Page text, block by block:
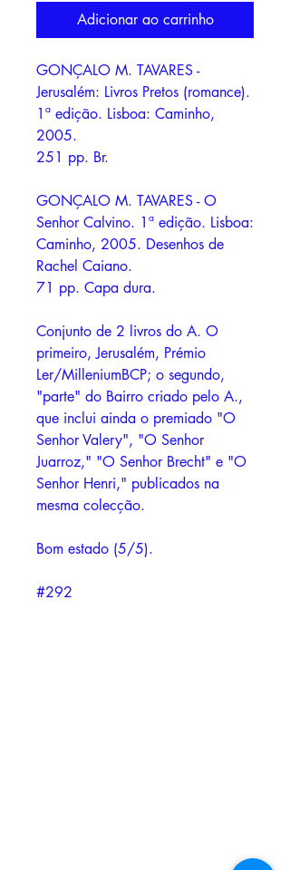
Adicionar ao carrinho
GONÇALO M. TAVARES -
Jerusalém: Livros Pretos (romance).
1ª edição. Lisboa: Caminho,
2005.
251 pp. Br.
GONÇALO M. TAVARES - O
Senhor Calvino. 1ª edição. Lisboa:
Caminho, 2005. Desenhos de
Rachel Caiano.
71 pp. Capa dura.
Conjunto de 2 livros do A. O
primeiro, Jerusalém, Prémio
Ler/MilleniumBCP; o segundo,
"parte" do Bairro criado pelo A.,
que inclui ainda o premiado "O
Senhor Valery", "O Senhor
Juarroz," "O Senhor Brecht" e "O
Senhor Henri," publicados na
mesma colecção.
Bom estado (5/5).
#292